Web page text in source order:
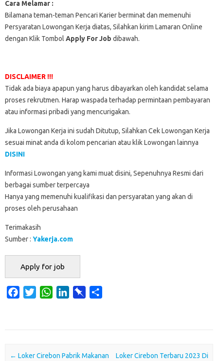
Cara Melamar :
Bilamana teman-teman Pencari Karier berminat dan memenuhi
Persyaratan Lowongan Kerja diatas, Silahkan kirim Lamaran Online
dengan Klik Tombol Apply For Job dibawah.
DISCLAIMER !!!
Tidak ada biaya apapun yang harus dibayarkan oleh kandidat selama
proses rekrutmen. Harap waspada terhadap permintaan pembayaran
atau informasi pribadi yang mencurigakan.
Jika Lowongan Kerja ini sudah Ditutup, Silahkan Cek Lowongan Kerja
sesuai minat anda di kolom pencarian atau klik Lowongan lainnya
DISINI
Informasi Lowongan yang kami muat disini, Sepenuhnya Resmi dari
berbagai sumber terpercaya
Hanya yang memenuhi kualifikasi dan persyaratan yang akan di
proses oleh perusahaan
Terimakasih
Sumber : Yakerja.com
o
e
W
A
d
a
Post navigation
← Loker Cirebon Pabrik Makanan
Loker Cirebon Terbaru 2023 Di